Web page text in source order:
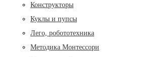
Конструкторы
Куклы и пупсы
Лего, робототехника
Методика Монтессори